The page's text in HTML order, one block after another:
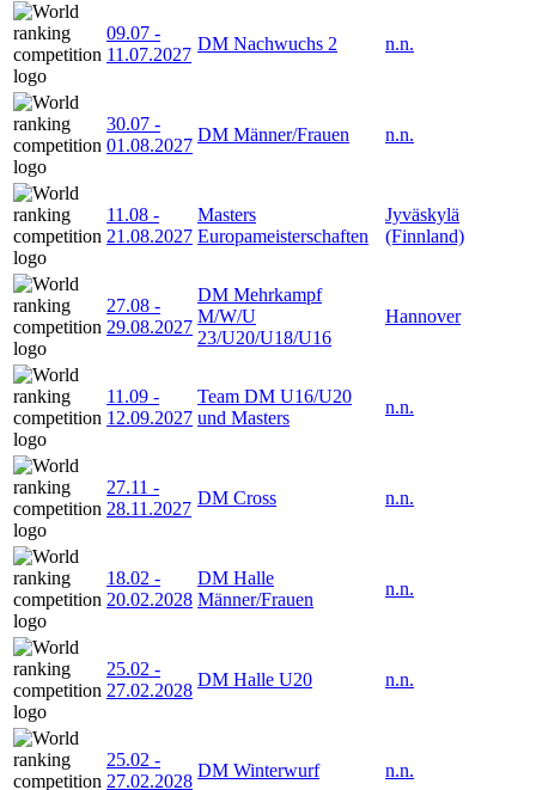
09.07 -
11.07.2027
DM Nachwuchs 2 n.n.
30.07 -
01.08.2027
DM Männer/Frauen n.n.
11.08 -
21.08.2027
Masters
Europameisterschaften
Jyväskylä
(Finnland)
27.08 -
29.08.2027
DM Mehrkampf
M/W/U
23/U20/U18/U16
Hannover
11.09 -
12.09.2027
Team DM U16/U20
und Masters
n.n.
27.11 -
28.11.2027
DM Cross n.n.
18.02 -
20.02.2028
DM Halle
Männer/Frauen
n.n.
25.02 -
27.02.2028
DM Halle U20 n.n.
25.02 -
27.02.2028
DM Winterwurf n.n.